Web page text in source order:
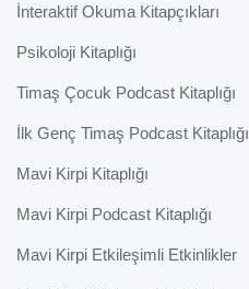
İnteraktif Okuma Kitapçıkları
Psikoloji Kitaplığı
Timaş Çocuk Podcast Kitaplığı
İlk Genç Timaş Podcast Kitaplığı
Mavi Kirpi Kitaplığı
Mavi Kirpi Podcast Kitaplığı
Mavi Kirpi Etkileşimli Etkinlikler